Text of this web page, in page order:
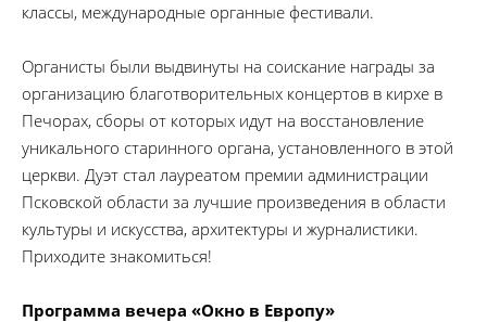
классы, международные органные фестивали.
Органисты были выдвинуты на соискание награды за
организацию благотворительных концертов в кирхе в
Печорах, сборы от которых идут на восстановление
уникального старинного органа, установленного в этой
церкви. Дуэт стал лауреатом премии администрации
Псковской области за лучшие произведения в области
культуры и искусства, архитектуры и журналистики.
Приходите знакомиться!
Программа вечера «Окно в Европу»